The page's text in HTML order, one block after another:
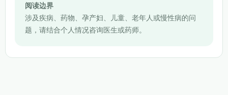
阅读边界
涉及疾病、药物、孕产妇、儿童、老年人或慢性病的问
题，请结合个人情况咨询医生或药师。